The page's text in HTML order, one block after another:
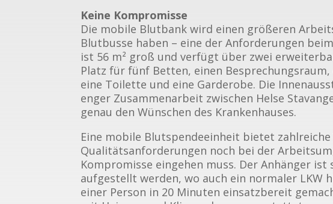
Keine Kompromisse
Die mobile Blutbank wird einen größeren
Blutbusse haben – eine der Anforderungen
ist 56 m² groß und verfügt über zwei
Platz für fünf Betten, einen
eine Toilette und eine Garderobe. Die
enger Zusammenarbeit zwischen Helse
genau den Wünschen des Krankenhauses.
Eine mobile Blutspendeeinheit bietet
Qualitätsanforderungen noch bei der
Kompromisse eingehen muss. Der Anhänger
aufgestellt werden, wo auch ein normaler LKW
einer Person in 20 Minuten einsatzbereit